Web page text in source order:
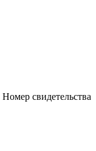
Номер свидетельства